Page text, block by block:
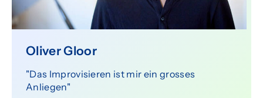
Oliver Gloor
"Das Improvisieren ist mir ein grosses
Anliegen"